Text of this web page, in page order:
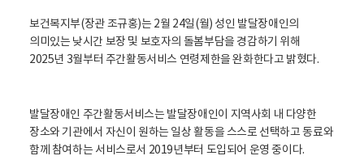
보건복지부(장관 조규홍)는 2월 24일(월) 성인 발달장애인의
의미있는 낮시간 보장 및 보호자의 돌봄부담을 경감하기 위해
2025년 3월부터 주간활동서비스 연령제한을 완화한다고 밝혔다.
발달장애인 주간활동서비스는 발달장애인이 지역사회 내 다양한
장소와 기관에서 자신이 원하는 일상 활동을 스스로 선택하고 동료와
함께 참여하는 서비스로서 2019년부터 도입되어 운영 중이다.